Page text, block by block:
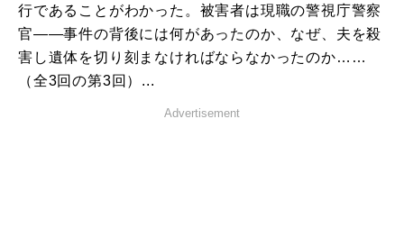
行であることがわかった。被害者は現職の警視庁警察
官――事件の背後には何があったのか、なぜ、夫を殺
害し遺体を切り刻まなければならなかったのか……
（全3回の第3回）...
Advertisement